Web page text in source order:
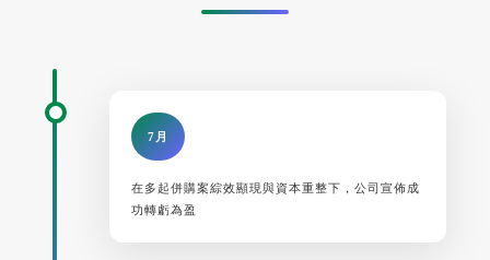
7月
在多起併購案綜效顯現與資本重整下，公司宣佈成
功轉虧為盈